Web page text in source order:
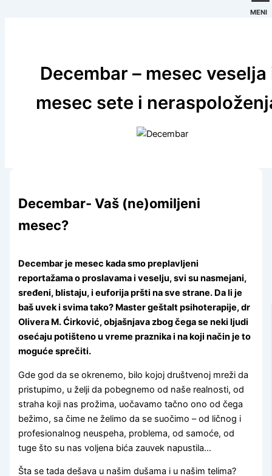
MENI
Decembar – mesec veselja
mesec sete i
Decembar- Vaš (ne)omiljeni
mesec?
Decembar je mesec kada smo preplavljeni
reportažama o proslavama i veselju, svi su nasmejani,
sređeni, blistaju, i euforija pršti na sve strane. Da li je
baš uvek i svima tako? Master geštalt psihoterapije, dr
Olivera M. Ćirković, objašnjava zbog čega se neki ljudi
osećaju potišteno u vreme praznika i na koji način je to
moguće sprečiti.
Gde god da se okrenemo, bilo kojoj društvenoj mreži da
pristupimo, u želji da pobegnemo od naše realnosti, od
straha koji nas prožima, uočavamo tačno ono od čega
bežimo, sa čime ne želimo da se suočimo – od ličnog i
profesionalnog neuspeha, problema, od samoće, od
tuge što su nas voljena bića zauvek napustila…
Šta se tada dešava u našim dušama i u našim telima?